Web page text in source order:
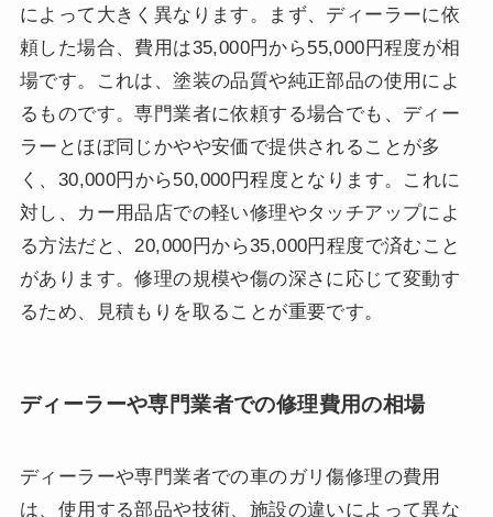
によって大きく異なります。まず、ディーラーに依
頼した場合、費用は35,000円から55,000円程度が相
場です。これは、塗装の品質や純正部品の使用によ
るものです。専門業者に依頼する場合でも、ディー
ラーとほぼ同じかやや安価で提供されることが多
く、30,000円から50,000円程度となります。これに
対し、カー用品店での軽い修理やタッチアップによ
る方法だと、20,000円から35,000円程度で済むこと
があります。修理の規模や傷の深さに応じて変動す
るため、見積もりを取ることが重要です。
ディーラーや専門業者での修理費用の相場
ディーラーや専門業者での車のガリ傷修理の費用
は、使用する部品や技術、施設の違いによって異な